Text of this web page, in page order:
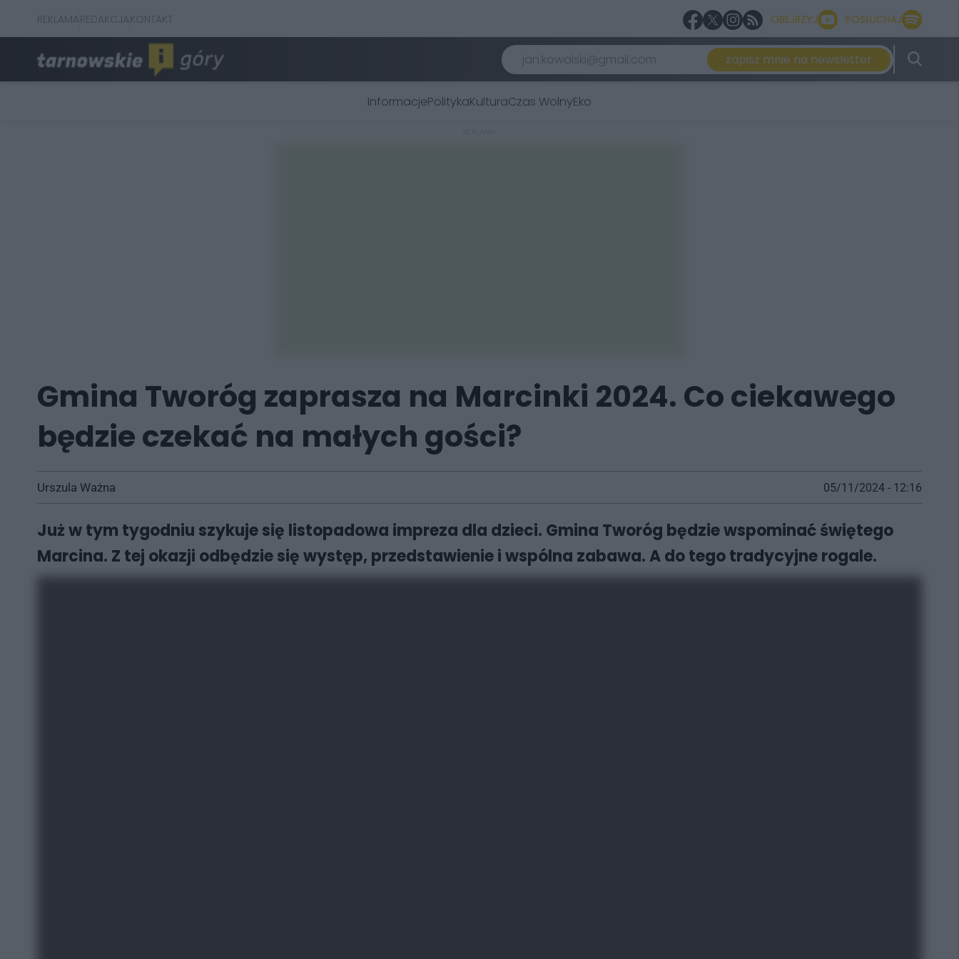
REKLAMAREDAKCJAKONTAKT OBEJRZYJ POSŁUCHAJ
zapisz mnie na newsletter
InformacjePolitykaKulturaCzas WolnyEko
Gmina Tworóg zaprasza na Marcinki 2024. Co ciekawego
będzie czekać na małych gości?
Urszula Ważna 05/11/2024 - 12:16
Już w tym tygodniu szykuje się listopadowa impreza dla dzieci. Gmina Tworóg będzie wspominać świętego
Marcina. Z tej okazji odbędzie się występ, przedstawienie i wspólna zabawa. A do tego tradycyjne rogale.